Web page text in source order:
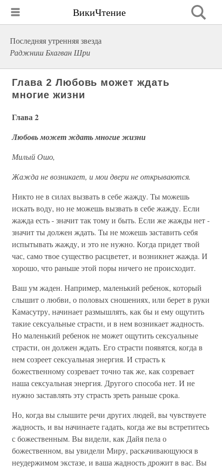
ВикиЧтение
Последняя утренняя звезда
Раджниш Бхагван Шри
Глава 2 Любовь может ждать
многие жизни
Глава 2
Любовь может ждать многие жизни
Милый Ошо,
Жажда не возникает, и мои двери не открываются.
Никто не в силах вызвать в себе жажду. Ты можешь
искать воду, но не можешь вызвать в себе жажду. Если
жажда есть - значит так тому и быть. Если же жажды нет -
значит ты должен ждать. Ты не можешь заставить себя
испытывать жажду, и это не нужно. Когда придет твой
час, само твое существо расцветет, и возникнет жажда. И
хорошо, что раньше этой поры ничего не происходит.
Ваш ум жаден. Например, маленький ребенок, который
слышит о любви, о половых сношениях, или берет в руки
Камасутру, начинает размышлять, как бы и ему ощутить
такие сексуальные страсти, и в нем возникает жадность.
Но маленький ребенок не может ощутить сексуальные
страсти, он должен ждать. Его страсти появятся, когда в
нем созреет сексуальная энергия. И страсть к
божественному созревает точно так же, как созревает
наша сексуальная энергия. Другого способа нет. И не
нужно заставлять эту страсть зреть раньше срока.
Но, когда вы слышите речи других людей, вы чувствуете
жадность, и вы начинаете гадать, когда же вы встретитесь
с божественным. Вы видели, как Дайя пела о
божественном, вы увидели Миру, раскачивающуюся в
неудержимом экстазе, и ваша жадность дрожит в вас. Вы